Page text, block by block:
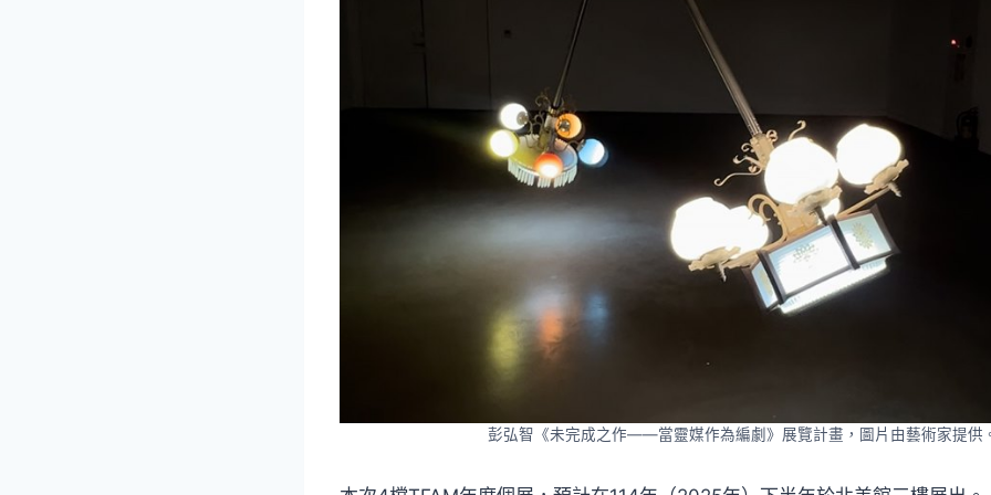
彭弘智《未完成之作——當靈媒作為編劇》展覽計畫，圖片由藝術家提供